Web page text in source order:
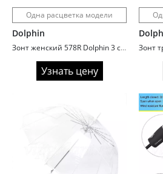
Одна расцветка модели
Dolphin
Зонт женский 578R Dolphin 3 сл c/а 9 спиц сатин rainbow
Узнать цену